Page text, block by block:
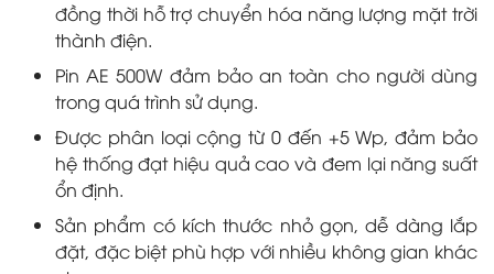
đồng thời hỗ trợ chuyển hóa năng lượng mặt trời
thành điện.
Pin AE 500W đảm bảo an toàn cho người dùng
trong quá trình sử dụng.
Được phân loại cộng từ 0 đến +5 Wp, đảm bảo
hệ thống đạt hiệu quả cao và đem lại năng suất
ổn định.
Sản phẩm có kích thước nhỏ gọn, dễ dàng lắp
đặt, đặc biệt phù hợp với nhiều không gian khác